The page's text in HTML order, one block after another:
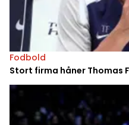
Fodbold
Stort firma håner Thomas